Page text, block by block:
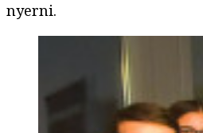
nyerni.